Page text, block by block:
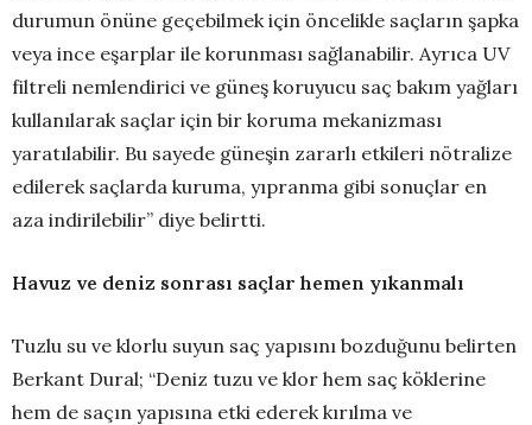
durumun önüne geçebilmek için öncelikle saçların şapka
veya ince eşarplar ile korunması sağlanabilir. Ayrıca UV
filtreli nemlendirici ve güneş koruyucu saç bakım yağları
kullanılarak saçlar için bir koruma mekanizması
yaratılabilir. Bu sayede güneşin zararlı etkileri nötralize
edilerek saçlarda kuruma, yıpranma gibi sonuçlar en
aza indirilebilir” diye belirtti.
Havuz ve deniz sonrası saçlar hemen yıkanmalı
Tuzlu su ve klorlu suyun saç yapısını bozduğunu belirten
Berkant Dural; “Deniz tuzu ve klor hem saç köklerine
hem de saçın yapısına etki ederek kırılma ve